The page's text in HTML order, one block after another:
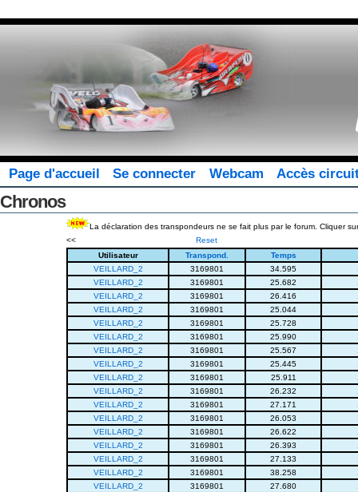
Page d'accueil Se connecter Webcam Accès
Chronos
La déclaration des transpondeurs ne se fait plus par le forum. Cliquer
<<
Reset
Utilisateur
Transpond.
Temps
VEILLARD_2
3169801 34.595
VEILLARD_2
3169801 25.682
VEILLARD_2
3169801 26.416
VEILLARD_2
3169801 25.044
VEILLARD_2
3169801 25.728
VEILLARD_2
3169801 25.990
VEILLARD_2
3169801 25.567
VEILLARD_2
3169801 25.445
VEILLARD_2
3169801 25.911
VEILLARD_2
3169801 26.232
VEILLARD_2
3169801 27.171
VEILLARD_2
3169801 26.053
VEILLARD_2
3169801 26.622
VEILLARD_2
3169801 26.393
VEILLARD_2
3169801 27.133
VEILLARD_2
3169801 38.258
VEILLARD_2
3169801 27.680